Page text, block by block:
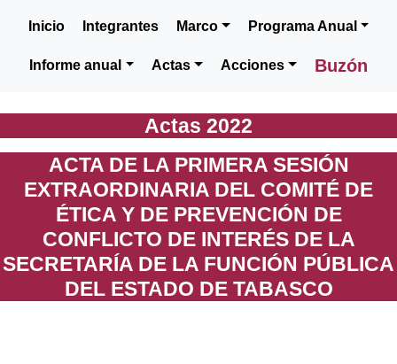
Inicio Integrantes Marco Programa Anual
Informe anual Actas Acciones Buzón
Actas 2022
ACTA DE LA PRIMERA SESIÓN
EXTRAORDINARIA DEL COMITÉ DE
ÉTICA Y DE PREVENCIÓN DE
CONFLICTO DE INTERÉS DE LA
SECRETARÍA DE LA FUNCIÓN PÚBLICA
DEL ESTADO DE TABASCO